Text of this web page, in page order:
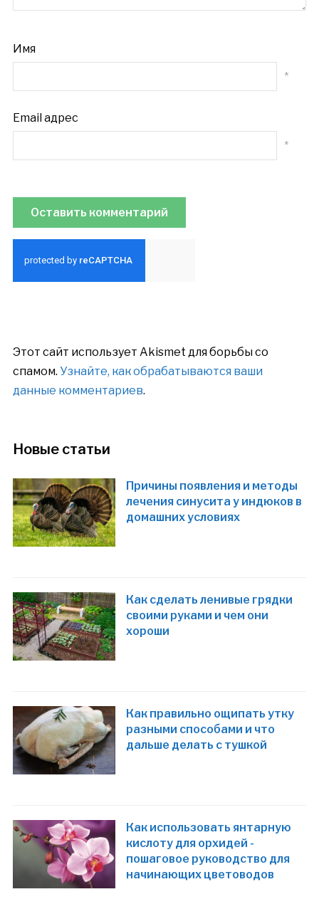
Имя
*
Email адрес
*
Этот сайт использует Akismet для борьбы со
спамом. Узнайте, как обрабатываются ваши
данные комментариев.
Новые статьи
Причины появления и методы
лечения синусита у индюков в
домашних условиях
Как сделать ленивые грядки
своими руками и чем они
хороши
Как правильно ощипать утку
разными способами и что
дальше делать с тушкой
Как использовать янтарную
кислоту для орхидей -
пошаговое руководство для
начинающих цветоводов